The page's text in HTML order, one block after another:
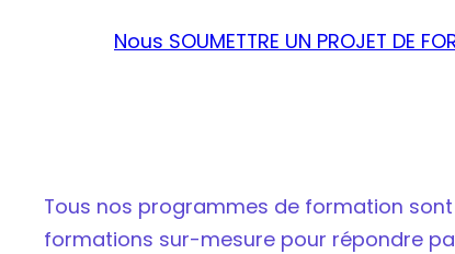
Nous SOUMETTRE UN PROJET DE
Tous nos programmes de formation
formations sur-mesure pour répondre